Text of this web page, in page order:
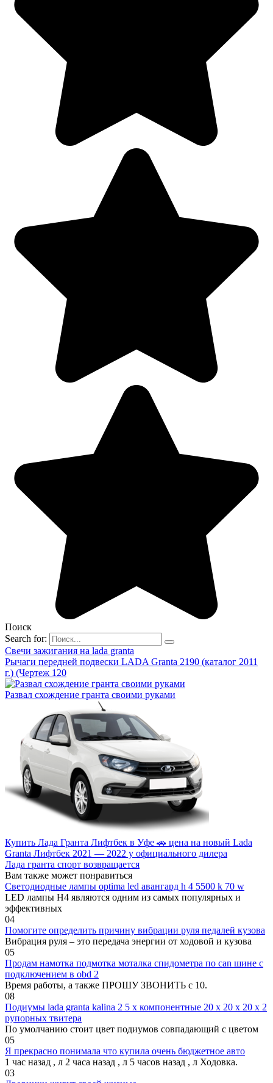
Поиск
Search for:
Свечи зажигания на lada granta
Рычаги передней подвески LADA Granta 2190 (каталог 2011
г.) (Чертеж 120
Развал схождение гранта своими руками
Купить Лада Гранта Лифтбек в Уфе 🚗 цена на новый Lada
Granta Лифтбек 2021 — 2022 у официального дилера
Лада гранта спорт возвращается
Вам также может понравиться
Светодиодные лампы optima led авангард h 4 5500 k 70 w
LED лампы H4 являются одним из самых популярных и
эффективных
04
Помогите определить причину вибрации руля педалей кузова
Вибрация руля – это передача энергии от ходовой и кузова
05
Продам намотка подмотка моталка спидометра по can шине с
подключением в obd 2
Время работы, а также ПРОШУ ЗВОНИТЬ с 10.
08
Подиумы lada granta kalina 2 5 х компонентные 20 х 20 х 20 х 2
рупорных твитера
По умолчанию стоит цвет подиумов совпадающий с цветом
05
Я прекрасно понимала что купила очень бюджетное авто
1 час назад , л 2 часа назад , л 5 часов назад , л Ходовка.
03